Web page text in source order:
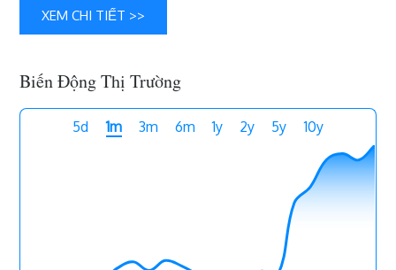
CPI
XEM CHI TIẾT >>
Biến Động Thị Trường
5d 1m 3m 6m 1y 2y 5y 10y